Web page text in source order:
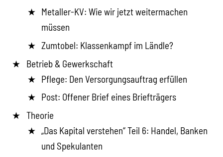
Metaller-KV: Wie wir jetzt weitermachen
müssen
Zumtobel: Klassenkampf im Ländle?
Betrieb & Gewerkschaft
Pflege: Den Versorgungsauftrag erfüllen
Post: Offener Brief eines Briefträgers
Theorie
„Das Kapital verstehen“ Teil 6: Handel, Banken
und Spekulanten